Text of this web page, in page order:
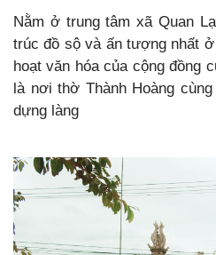
Nằm ở trung tâm xã Quan
trúc đồ sộ và ấn tượng nhất
hoạt văn hóa của cộng đồng
là nơi thờ Thành Hoàng
dựng làng